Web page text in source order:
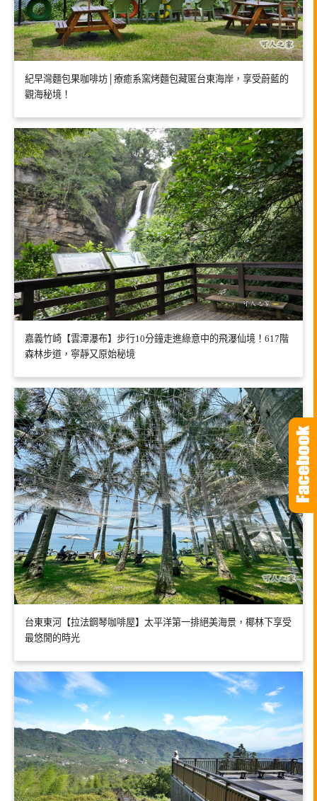
紀早灣麵包果咖啡坊│療癒系窯烤麵包藏匿台東海岸，享受蔚藍的
觀海秘境！
嘉義竹崎【雲潭瀑布】步行10分鐘走進綠意中的飛瀑仙境！617階
森林步道，寧靜又原始秘境
台東東河【拉法鋼琴咖啡屋】太平洋第一排絕美海景，椰林下享受
最悠閒的時光